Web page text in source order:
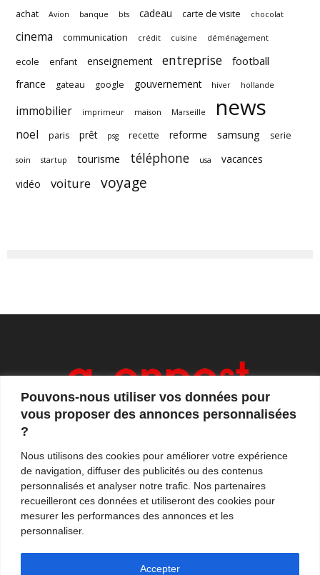
Pouvons-nous utiliser vos données pour
vous proposer des annonces personnalisées
?
Nous utilisons des cookies pour améliorer votre expérience
de navigation, diffuser des publicités ou des contenus
personnalisés et analyser notre trafic. Nos partenaires
recueilleront ces données et utiliseront des cookies pour
mesurer les performances des annonces et les
personnaliser.
Accepter
achat Avion banque bts cadeau carte de visite chocolat
cinema communication crédit cuisine déménagement
ecole enfant enseignement entreprise
football
france
gateau google gouvernement hiver hollande
immobilier imprimeur maison Marseille news
noel paris prêt psg recette reforme samsung serie
soin startup tourisme téléphone usa
vacances
vidéo
voiture voyage
et de tendances. Notre équipe de journalistes vous
propose quotidiennement de suivre l'actualité en
France et à l'international.
Contactez-nous:contact@axonpost.com